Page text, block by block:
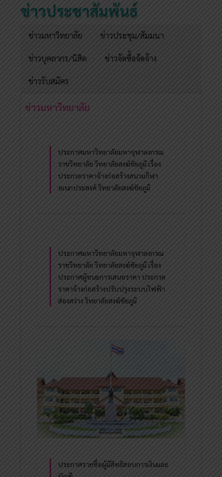
ข่าวประชาสัมพันธ์
ข่าวมหาวิทยาลัย ข่าวประชุม/สัมมนา
ข่าวบุคลากร/นิสิต ข่าวจัดซื้อจัดจ้าง
ข่าวรับสมัคร
ข่าวมหาวิทยาลัย
ประกาศมหาวิทยาลัยมหาจุฬาลงกรณ
ราชวิทยาลัย วิทยาลัยสงฆ์ชัยภูมิ เรื่อง
ประกวดราคาจ้างก่อสร้างสนามกีฬา
อเนกประสงค์ วิทยาลัยสงฆ์ชัยภูมิ
ประกาศมหาวิทยาลัยมหาจุฬาลงกรณ
ราชวิทยาลัย วิทยาลัยสงฆ์ชัยภูมิ เรื่อง
ประกาศผู้ชนะการเสนอราคา ประกวด
ราคาจ้างก่อสร้างปรับปรุงระบบไฟฟ้า
ส่องสว่าง วิทยาลัยสงฆ์ชัยภูมิ
ประกาศรายชื่อผู้มีสิทธิสอบการเงินและ